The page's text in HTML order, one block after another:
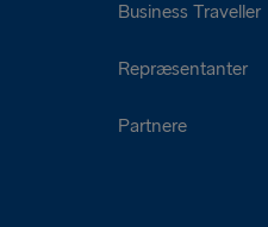
Business Traveller
Repræsentanter
Partnere